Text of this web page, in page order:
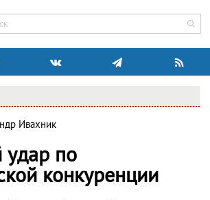
Ивахник
удар по
конкуренции